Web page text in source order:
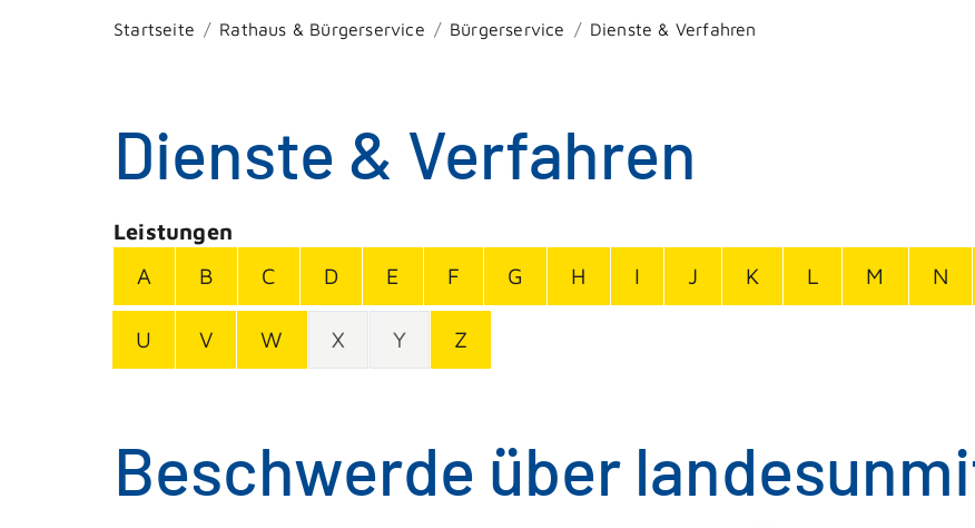
Startseite Rathaus & Bürgerservice Bürgerservice Dienste & Verfahren
Dienste & Verfahren
Leistungen
A
B C D E F G H I J K L M N
U V W X Y Z
Beschwerde über